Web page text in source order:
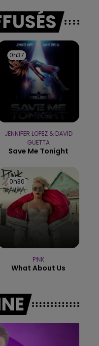
0h37
0h37
JENNIFER LOPEZ & DAVID
GUETTA
Save Me Tonight
0h30
0h30
P!NK
What About Us